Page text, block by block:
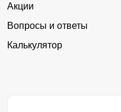
Акции
Вопросы и ответы
Калькулятор